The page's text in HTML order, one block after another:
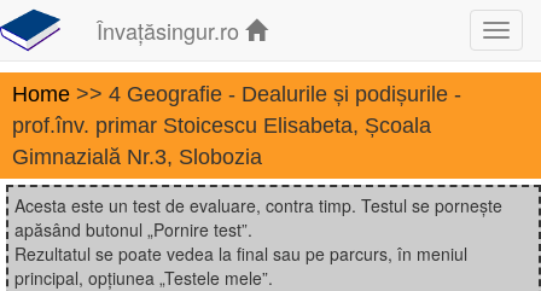
Învațăsingur.ro
Home >> 4 Geografie - Dealurile și podișurile -
prof.înv. primar Stoicescu Elisabeta, Școala
Gimnazială Nr.3, Slobozia
Acesta este un test de evaluare, contra timp. Testul se pornește
apăsând butonul „Pornire test”.
Rezultatul se poate vedea la final sau pe parcurs, în meniul
principal, opțiunea „Testele mele”.